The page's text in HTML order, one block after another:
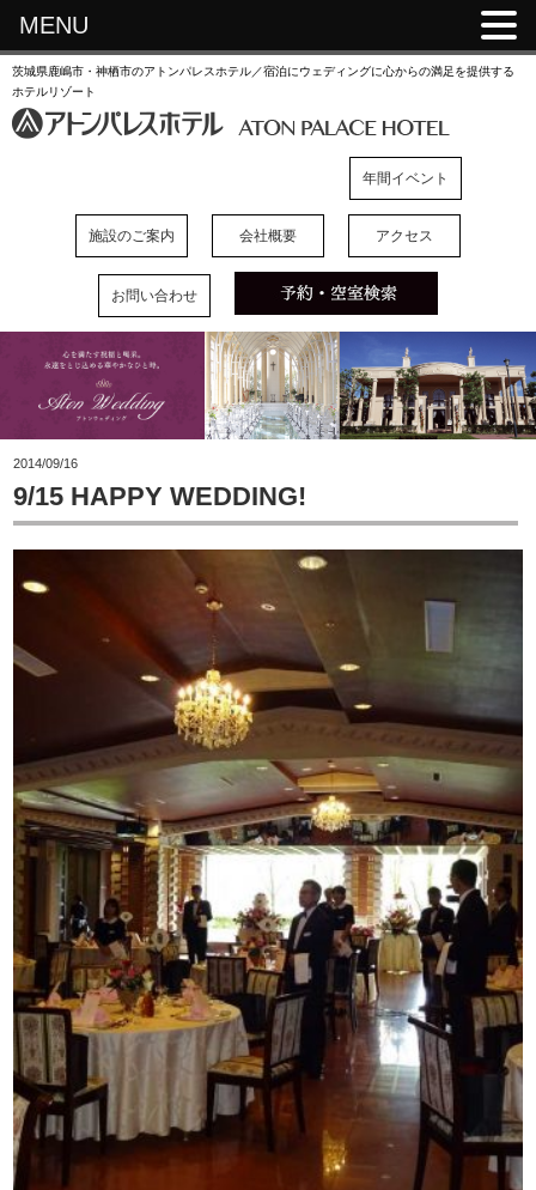
茨城県鹿嶋市・神栖市のアトンパレスホテル／宿泊にウェディングに心からの満足を提供する
ホテルリゾート
年間イベント
施設のご案内 会社概要 アクセス
お問い合わせ
2014/09/16
9/15 HAPPY WEDDING!
MENU